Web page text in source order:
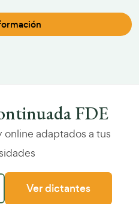
FDE
online adaptados a tus
Ver dictantes